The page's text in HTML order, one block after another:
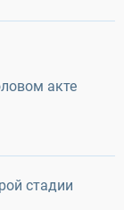
акте
стадии